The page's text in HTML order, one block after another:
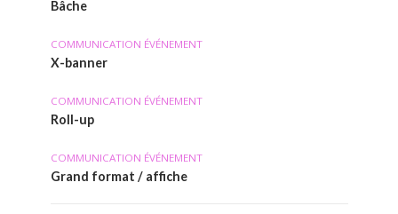
Bâche
COMMUNICATION ÉVÉNEMENT
X-banner
COMMUNICATION ÉVÉNEMENT
Roll-up
COMMUNICATION ÉVÉNEMENT
Grand format / affiche